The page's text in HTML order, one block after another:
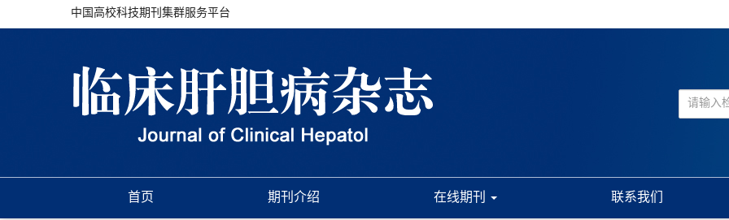
中国高校科技期刊集群服务平台
首页 期刊介绍 在线期刊 联系我们